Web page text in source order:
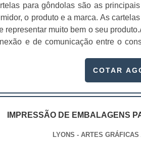
para gôndolas são as
o produto e a marca. As
representar muito bem o seu
e de comunicação entre o
de acordo com o produto, não chamar
COTAR
IMPRESSÃO DE EMBALAGENS
LYONS - ARTES GRÁFICAS